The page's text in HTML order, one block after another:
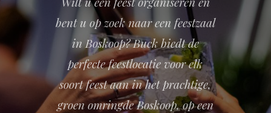
bent u op zoek naar een feestzaal
in Boskoop? Buck biedt de
perfecte feestlocatie voor elk
soort feest aan in het prachtige,
groen omringde Boskoop, op een